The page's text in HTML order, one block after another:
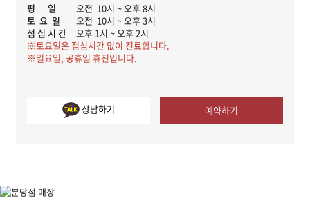
평 일
오전 10시 ~ 오후 8시
토 요 일
오전 10시 ~ 오후 3시
점 심 시 간
오후 1시 ~ 오후 2시
※토요일은 점심시간 없이 진료합니다.
※일요일, 공휴일 휴진입니다.
상담하기 예약하기